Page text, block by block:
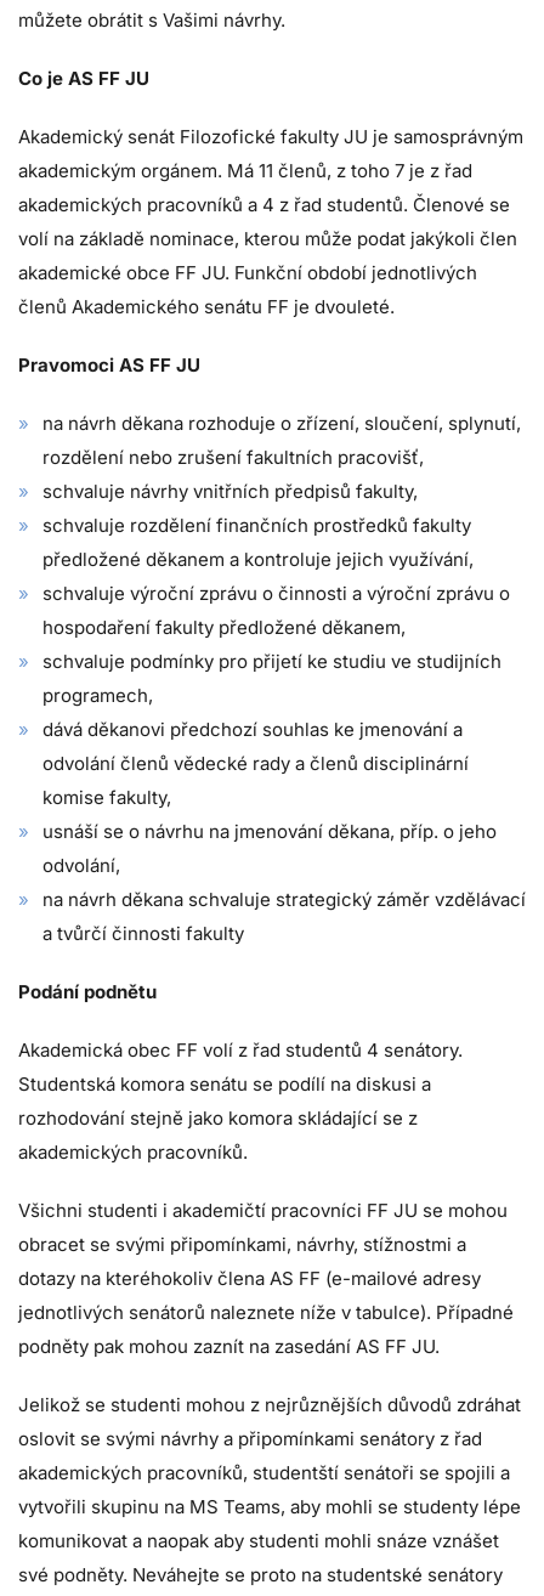
můžete obrátit s Vašimi návrhy.
Co je AS FF JU
Akademický senát Filozofické fakulty JU je samosprávným
akademickým orgánem. Má 11 členů, z toho 7 je z řad
akademických pracovníků a 4 z řad studentů. Členové se
volí na základě nominace, kterou může podat jakýkoli člen
akademické obce FF JU. Funkční období jednotlivých
členů Akademického senátu FF je dvouleté.
Pravomoci AS FF JU
na návrh děkana rozhoduje o zřízení, sloučení, splynutí,
rozdělení nebo zrušení fakultních pracovišť,
schvaluje návrhy vnitřních předpisů fakulty,
schvaluje rozdělení finančních prostředků fakulty
předložené děkanem a kontroluje jejich využívání,
schvaluje výroční zprávu o činnosti a výroční zprávu o
hospodaření fakulty předložené děkanem,
schvaluje podmínky pro přijetí ke studiu ve studijních
programech,
dává děkanovi předchozí souhlas ke jmenování a
odvolání členů vědecké rady a členů disciplinární
komise fakulty,
usnáší se o návrhu na jmenování děkana, příp. o jeho
odvolání,
na návrh děkana schvaluje strategický záměr vzdělávací
a tvůrčí činnosti fakulty
Podání podnětu
Akademická obec FF volí z řad studentů 4 senátory.
Studentská komora senátu se podílí na diskusi a
rozhodování stejně jako komora skládající se z
akademických pracovníků.
Všichni studenti i akademičtí pracovníci FF JU se mohou
obracet se svými připomínkami, návrhy, stížnostmi a
dotazy na kteréhokoliv člena AS FF (e-mailové adresy
jednotlivých senátorů naleznete níže v tabulce). Případné
podněty pak mohou zaznít na zasedání AS FF JU.
Jelikož se studenti mohou z nejrůznějších důvodů zdráhat
oslovit se svými návrhy a připomínkami senátory z řad
akademických pracovníků, studentští senátoři se spojili a
vytvořili skupinu na MS Teams, aby mohli se studenty lépe
komunikovat a naopak aby studenti mohli snáze vznášet
své podněty. Neváhejte se proto na studentské senátory